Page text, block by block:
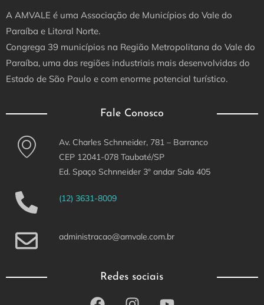
A AMVALE é uma Associação de Municípios do Vale do
Paraíba e Litoral Norte.
Congrega 39 municípios na Região Metropolitana do Vale do
Paraíba, uma das regiões industriais mais desenvolvidas do
Estado de São Paulo e com enorme potencial turístico.
Fale Conosco
Av. Charles Schnneider, 781 – Barranco
CEP 12041-078 Taubaté/SP
Ed. Spaço Schnneider 3º andar Sala 405
(12) 3631-8009
administracao@amvale.com.br
Redes sociais